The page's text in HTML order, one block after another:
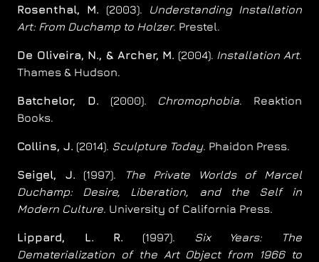
Rosenthal, M. (2003).
Understanding Installation
Art: From Duchamp to Holzer. Prestel.
De Oliveira, N., & Archer, M. (2004). Installation Art.
Thames & Hudson.
Batchelor, D. (2000). Chromophobia. Reaktion
Books.
Collins, J. (2014). Sculpture Today. Phaidon Press.
Seigel, J. (1997).
The Private Worlds of Marcel
Duchamp: Desire, Liberation, and the Self in
Modern Culture. University of California Press.
Lippard, L. R. (1997).
Six Years: The
Dematerialization of the Art Object from 1966 to